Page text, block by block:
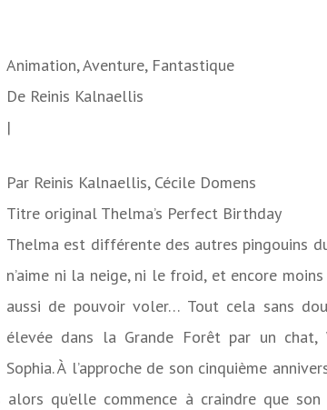
Animation, Aventure, Fantastique
De Reinis Kalnaellis
|
Par Reinis Kalnaellis, Cécile Domens
Titre original Thelma’s Perfect Birthday
Thelma est différente des autres pingouins
n’aime ni la neige, ni le froid, et encore
aussi de pouvoir voler… Tout cela sans
élevée dans la Grande Forêt par un chat,
Sophia. À l’approche de son cinquième
qu’elle commence à craindre que son